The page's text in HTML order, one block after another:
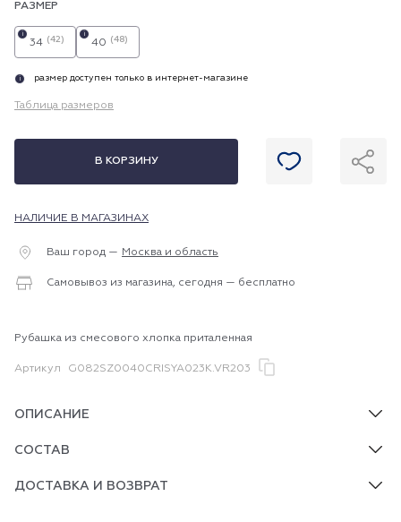
РАЗМЕР
34 (42)
i
40 (48)
i
i размер доступен только в интернет-магазине
Таблица размеров
В КОРЗИНУ
НАЛИЧИЕ В МАГАЗИНАХ
Ваш город — Москва и область
Самовывоз из магазина, сегодня — бесплатно
Рубашка из смесового хлопка приталенная
Артикул G082SZ0040CRISYA023K.VR203
ОПИСАНИЕ
СОСТАВ
ДОСТАВКА И ВОЗВРАТ